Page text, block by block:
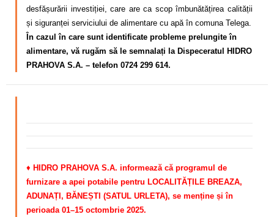
desfășurării investiției, care are ca scop îmbunătățirea calității
și siguranței serviciului de alimentare cu apă în comuna Telega.
În cazul în care sunt identificate probleme prelungite în
alimentare, vă rugăm să le semnalați la Dispeceratul HIDRO
PRAHOVA S.A. – telefon 0724 299 614.
♦ HIDRO PRAHOVA S.A. informează că programul de
furnizare a apei potabile pentru LOCALITĂȚILE BREAZA,
ADUNAȚI, BĂNEȘTI (SATUL URLETA), se menține și în
perioada 01–15 octombrie 2025.